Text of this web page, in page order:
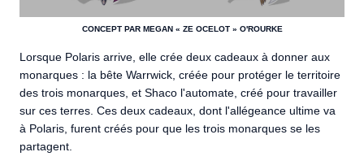
CONCEPT PAR MEGAN « ZE OCELOT » O'ROURKE
Lorsque Polaris arrive, elle crée deux cadeaux à donner aux
monarques : la bête Warrwick, créée pour protéger le territoire
des trois monarques, et Shaco l'automate, créé pour travailler
sur ces terres. Ces deux cadeaux, dont l'allégeance ultime va
à Polaris, furent créés pour que les trois monarques se les
partagent.